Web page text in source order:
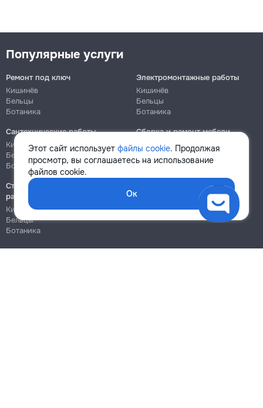
Этот сайт использует файлы cookie. Продолжая
просмотр, вы соглашаетесь на использование
файлов cookie.
Ок
Популярные услуги
Ремонт под ключ
Кишинёв
Бельцы
Ботаника
Электромонтажные работы
Кишинёв
Бельцы
Ботаника
Сантехнические работы
Кишинёв
Бельцы
Ботаника
Сборка и ремонт мебели
Кишинёв
Ботаника
Строительно-монтажные
работы
Кишинёв
Бельцы
Ботаника